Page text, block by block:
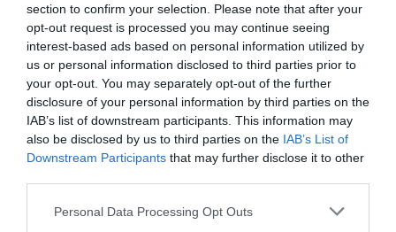
section to confirm your selection. Please note that after your
opt-out request is processed you may continue seeing
interest-based ads based on personal information utilized by
us or personal information disclosed to third parties prior to
your opt-out. You may separately opt-out of the further
disclosure of your personal information by third parties on the
IAB’s list of downstream participants. This information may
also be disclosed by us to third parties on the IAB’s List of
Downstream Participants that may further disclose it to other
Please note that this website/app uses one or more Google
Personal Data Processing Opt Outs
Nézd meg videón is – 5 utazási tipp